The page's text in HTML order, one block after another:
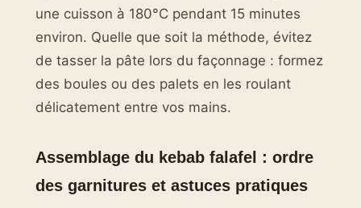
une cuisson à 180°C pendant 15 minutes
environ. Quelle que soit la méthode, évitez
de tasser la pâte lors du façonnage : formez
des boules ou des palets en les roulant
délicatement entre vos mains.
Assemblage du kebab falafel : ordre
des garnitures et astuces pratiques